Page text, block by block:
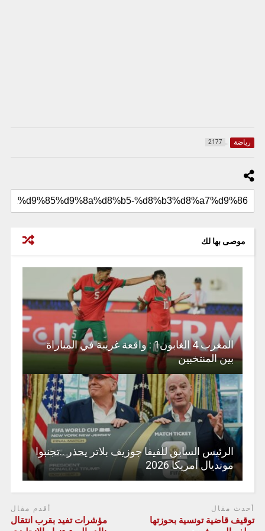
رياضة 2177
موصى بها لك
المغرب 4 الغابون1 : واقعة غريبة في المباراة
بين المنتخبين
الرئيس السابق للفيفا جوزيف بلاتر يحذر ..تجنبوا
مونديال أمريكا 2026
أحدث مقال
توقيف قاضية تونسية بحوزتها
أقدم مقال
مؤشرات تفيد بقرب انتقال